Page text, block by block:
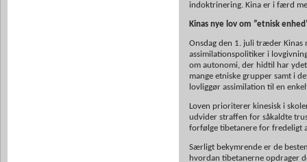
indoktrinering. Kina er i færd
Kinas nye lov om ”etnisk
Onsdag den 1. juli træder Kinas
assimilationspolitiker i
om autonomi, der hidtil har
mange etniske grupper samt i
lovliggør assimilation til en
Loven prioriterer kinesisk i
udvider straffen for såkaldte
forfølge tibetanere for fredeligt
Særligt bekymrende er de
hvordan tibetanerne opdrager